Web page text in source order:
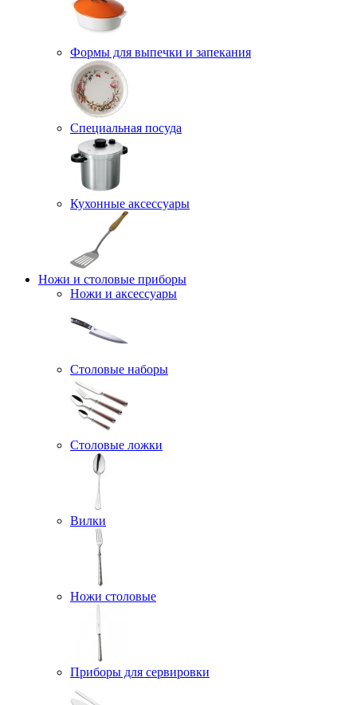
Формы для выпечки и запекания
Специальная посуда
Кухонные аксессуары
Ножи и столовые приборы
Ножи и аксессуары
Столовые наборы
Столовые ложки
Вилки
Ножи столовые
Приборы для сервировки